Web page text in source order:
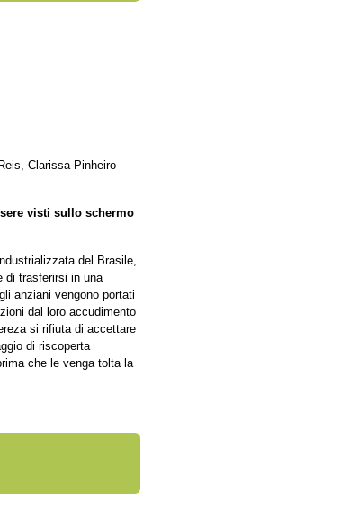
Clarissa Pinheiro
visti sullo schermo
del Brasile,
di trasferirsi in una
anziani vengono portati
dal loro accudimento
si rifiuta di accettare
di riscoperta
che le venga tolta la